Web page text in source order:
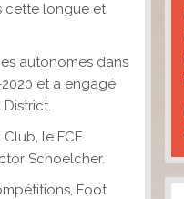
cette longue et
autonomes dans
et a engagé
le FCE
Schoelcher.
Foot